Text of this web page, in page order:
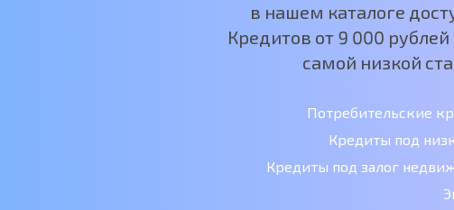
в нашем каталоге
Кредитов от 9 000
самой низкой
Потребительские
Кредиты под
Кредиты под залог